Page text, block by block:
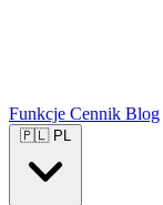
Funkcje Cennik Blog
🇵🇱 PL